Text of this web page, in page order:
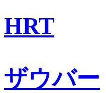
HRT
ザウバー